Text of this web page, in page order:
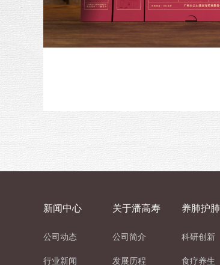
新闻中心
公司动态
行业新闻
关于潘高寿
公司简介
发展历程
养肺护肺
科研创新
食疗养生